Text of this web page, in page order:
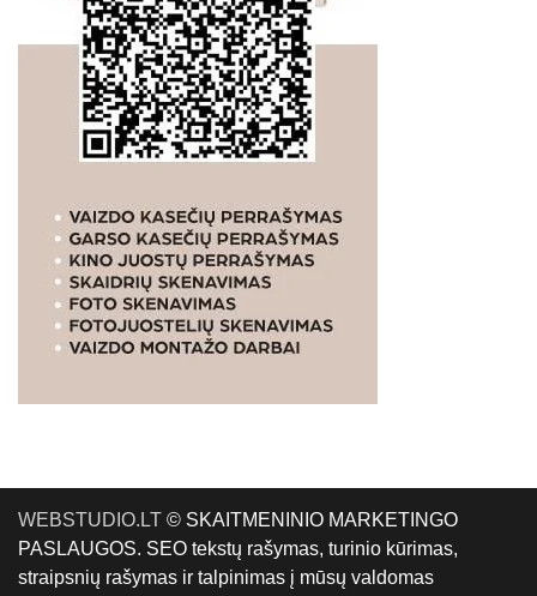
WEBSTUDIO.LT © SKAITMENINIO MARKETINGO
PASLAUGOS. SEO tekstų rašymas, turinio kūrimas,
straipsnių rašymas ir talpinimas į mūsų valdomas